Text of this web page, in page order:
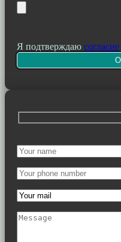
Я подтверждаю согласие